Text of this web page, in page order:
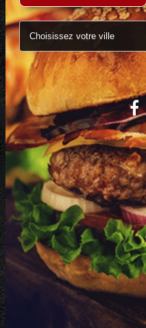
MENTIONS LÉGALES
C.G.V